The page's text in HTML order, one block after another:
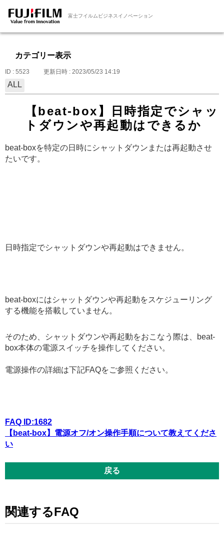
富士フイルムビジネスイノベーション
カテゴリー表示
ID : 5523 更新日時 : 2023/05/23 14:19
ALL
【beat-box】日時指定でシャッ
トダウンや再起動はできるか
beat-boxを特定の日時にシャットダウンまたは再起動させ
たいです。
日時指定でシャットダウンや再起動はできません。
beat-boxにはシャットダウンや再起動をスケジューリング
する機能を搭載していません。
そのため、シャットダウンや再起動をおこなう際は、beat-
box本体の電源スイッチを操作してください。
電源操作の詳細は下記FAQをご参照ください。
FAQ ID:1682
【beat-box】電源オフ/オン操作手順について教えてくださ
い
戻る
関連するFAQ